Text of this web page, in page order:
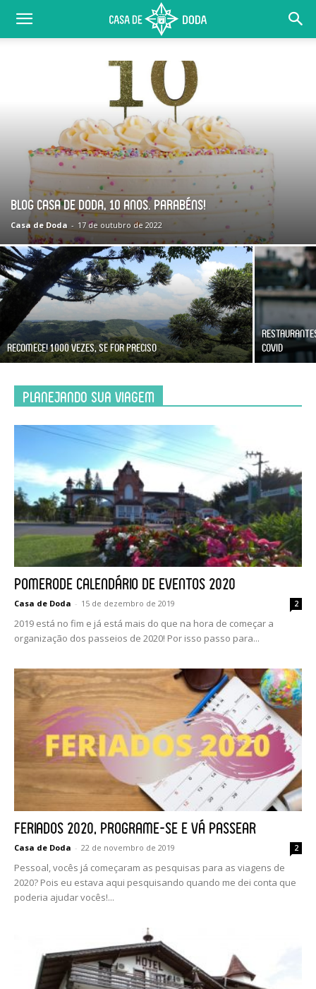
Blog Casa de Doda, 10 anos. Parabéns!
Casa de Doda - 17 de outubro de 2022
Recomece! 1000 vezes, se for preciso
Covid
Planejando sua Viagem
Pomerode Calendário de Eventos 2020
Casa de Doda - 15 de dezembro de 2019 2
2019 está no fim e já está mais do que na hora de começar a
organização dos passeios de 2020! Por isso passo para...
Feriados 2020, programe-se e vá passear
Casa de Doda - 22 de novembro de 2019 2
Pessoal, vocês já começaram as pesquisas para as viagens de
2020? Pois eu estava aqui pesquisando quando me dei conta que
poderia ajudar vocês!...